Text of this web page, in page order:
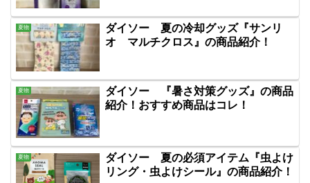
夏物
ダイソー 夏の冷却グッズ『サンリ
オ マルチクロス』の商品紹介！
夏物
ダイソー 『暑さ対策グッズ』の商品
紹介！おすすめ商品はコレ！
夏物
ダイソー 夏の必須アイテム『虫よけ
リング・虫よけシール』の商品紹介！